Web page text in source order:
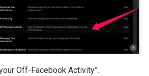
Off-Facebook Activity”.